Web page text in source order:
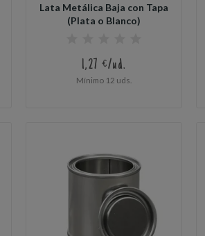
Lata Metálica Baja con Tapa
(Plata o Blanco)
1,27 €/ud.
Mínimo 12 uds.